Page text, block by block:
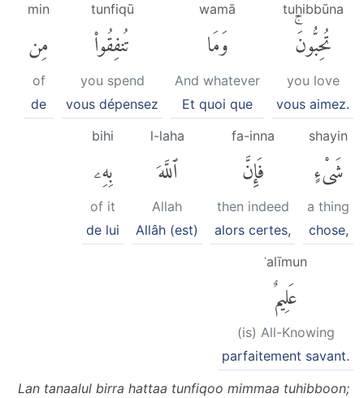
tuḥibbūna
تُحِبُّونَۚ
you love
vous aimez.
wamā
وَمَا
And whatever
Et quoi que
tunfiqū
تُنفِقُوا۟
you spend
vous dépensez
min
مِن
of
de
shayin
شَىْءٍ
a thing
chose,
fa-inna
فَإِنَّ
then indeed
alors certes,
l-laha
ٱللَّهَ
Allah
Allâh (est)
bihi
بِهِۦ
of it
de lui
ʿalīmun
عَلِيمٌ
(is) All-Knowing
parfaitement savant.
Lan tanaalul birra hattaa tunfiqoo mimmaa tuhibboon;